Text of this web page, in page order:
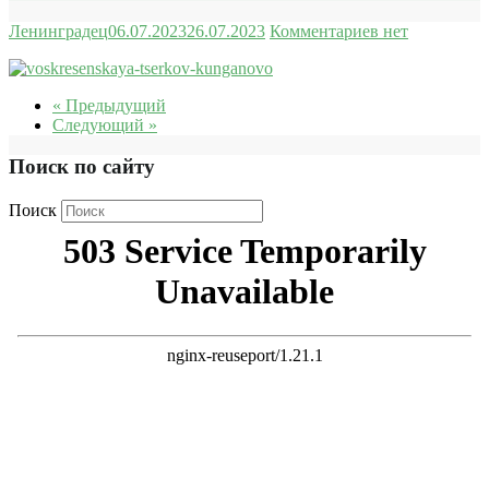
Ленинградец06.07.202326.07.2023 Комментариев нет
« Предыдущий
Следующий »
Поиск по сайту
Поиск